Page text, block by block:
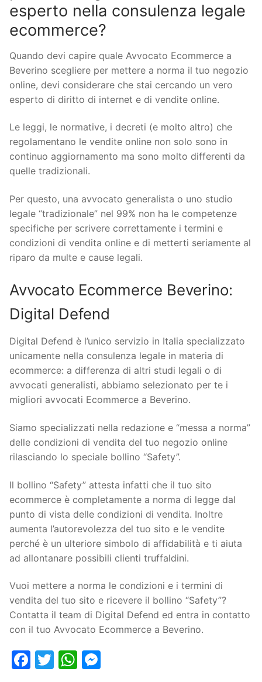
esperto nella consulenza legale
ecommerce?
Quando devi capire quale Avvocato Ecommerce a
Beverino scegliere per mettere a norma il tuo negozio
online, devi considerare che stai cercando un vero
esperto di diritto di internet e di vendite online.
Le leggi, le normative, i decreti (e molto altro) che
regolamentano le vendite online non solo sono in
continuo aggiornamento ma sono molto differenti da
quelle tradizionali.
Per questo, una avvocato generalista o uno studio
legale “tradizionale” nel 99% non ha le competenze
specifiche per scrivere correttamente i termini e
condizioni di vendita online e di metterti seriamente al
riparo da multe e cause legali.
Avvocato Ecommerce Beverino:
Digital Defend
Digital Defend è l’unico servizio in Italia specializzato
unicamente nella consulenza legale in materia di
ecommerce: a differenza di altri studi legali o di
avvocati generalisti, abbiamo selezionato per te i
migliori avvocati Ecommerce a Beverino.
Siamo specializzati nella redazione e “messa a norma”
delle condizioni di vendita del tuo negozio online
rilasciando lo speciale bollino “Safety”.
Il bollino “Safety” attesta infatti che il tuo sito
ecommerce è completamente a norma di legge dal
punto di vista delle condizioni di vendita. Inoltre
aumenta l’autorevolezza del tuo sito e le vendite
perché è un ulteriore simbolo di affidabilità e ti aiuta
ad allontanare possibili clienti truffaldini.
Vuoi mettere a norma le condizioni e i termini di
vendita del tuo sito e ricevere il bollino “Safety”?
Contatta il team di Digital Defend ed entra in contatto
con il tuo Avvocato Ecommerce a Beverino.
Facebook
TwitterWhatsApp